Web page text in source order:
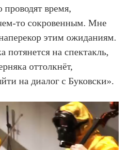
проводят время,
то сокровенным. Мне
этим ожиданиям.
потянется на спектакль,
оттолкнёт,
на диалог с Буковски».